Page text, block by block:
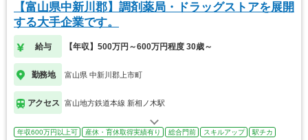
【富山県中新川郡】調剤薬局・ドラッグストアを展開
する大手企業です。
給与 【年収】500万円～600万円程度 30歳～
勤務地 富山県 中新川郡上市町
アクセス 富山地方鉄道本線 新相ノ木駅
年収600万円以上可 産休・育休取得実績有り 総合門前 スキルアップ
駅チカ